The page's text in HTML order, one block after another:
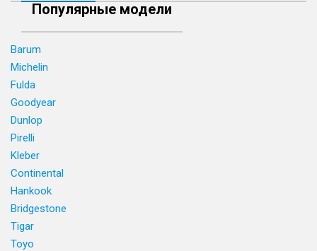
Популярные модели
Barum
Michelin
Fulda
Goodyear
Dunlop
Pirelli
Kleber
Continental
Hankook
Bridgestone
Tigar
Toyo